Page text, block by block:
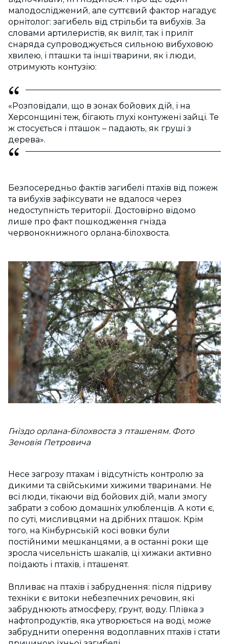
малодосліджений, але суттєвий фактор нагадує
орнітолог: загибель від стрільби та вибухів. За
словами артилеристів, як виліт, так і приліт
снаряда супроводжується сильною вибуховою
хвилею, і пташки та інші тварини, як і люди,
отримують контузію:
«Розповідали, що в зонах бойових дій, і на
Херсонщині теж, бігають глухі контужені зайці. Те
ж стосується і пташок – падають, як груші з
дерева».
Безпосередньо фактів загибелі птахів від пожеж
та вибухів зафіксувати не вдалося через
недоступність території. Достовірно відомо
лише про факт пошкодження гнізда
червонокнижного орлана-білохвоста.
Гніздо орлана-білохвоста з пташеням. Фото
Зеновія Петровича
Несе загрозу птахам і відсутність контролю за
дикими та свійськими хижими тваринами. Не
всі люди, тікаючи від бойових дій, мали змогу
забрати з собою домашніх улюбленців. А коти є,
по суті, мисливцями на дрібних пташок. Крім
того, на Кінбурнській косі вовки були
постійними мешканцями, а в останні роки ще
зросла чисельність шакалів, ці хижаки активно
поїдають і птахів, і пташенят.
Впливає на птахів і забруднення: після підриву
техніки є витоки небезпечних речовин, які
забруднюють атмосферу, ґрунт, воду. Плівка з
нафтопродуктів, яка утворюється на воді, може
забруднити оперення водоплавних птахів і стати